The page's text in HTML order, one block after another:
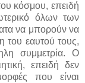
κόσμου, επειδή
όλων των
να μπορούν να
του εαυτού τους,
συμμετρία. Ο
επειδή δεν
που είναι